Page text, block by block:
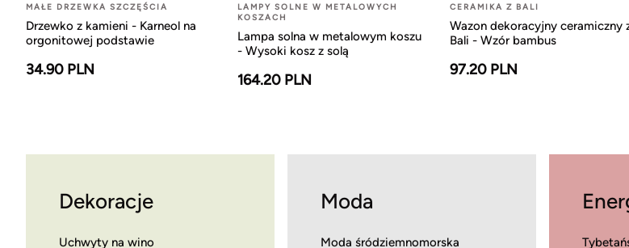
MAŁE DRZEWKA SZCZĘŚCIA
Drzewko z kamieni - Karneol na
orgonitowej podstawie
34.90 PLN
LAMPY SOLNE W METALOWYCH
KOSZACH
Lampa solna w metalowym koszu
- Wysoki kosz z solą
164.20 PLN
CERAMIKA Z BALI
Wazon dekoracyjny ceramiczny
Bali - Wzór bambus
97.20 PLN
Dekoracje
Uchwyty na wino
Moda
Moda śródziemnomorska